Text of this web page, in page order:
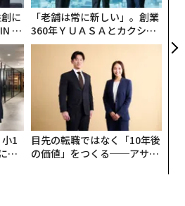
に
JA
「老舗は常に新しい」。創業
360年ＹＵＡＳＡとカクシン
CEO田尻望が語る、AIを超え
る人の価値
1
し
目先の転職ではなく「10年後
の価値」をつくる──アサイ